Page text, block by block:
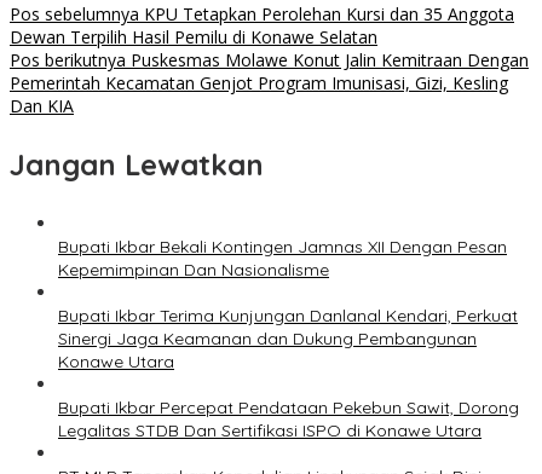
Navigasi
pos
Pos sebelumnya KPU Tetapkan Perolehan Kursi dan 35 Anggota
Dewan Terpilih Hasil Pemilu di Konawe Selatan
Pos berikutnya Puskesmas Molawe Konut Jalin Kemitraan Dengan
Pemerintah Kecamatan Genjot Program Imunisasi, Gizi, Kesling
Dan KIA
Jangan Lewatkan
Bupati Ikbar Bekali Kontingen Jamnas XII Dengan Pesan
Kepemimpinan Dan Nasionalisme
Bupati Ikbar Terima Kunjungan Danlanal Kendari, Perkuat
Sinergi Jaga Keamanan dan Dukung Pembangunan
Konawe Utara
Bupati Ikbar Percepat Pendataan Pekebun Sawit, Dorong
Legalitas STDB Dan Sertifikasi ISPO di Konawe Utara